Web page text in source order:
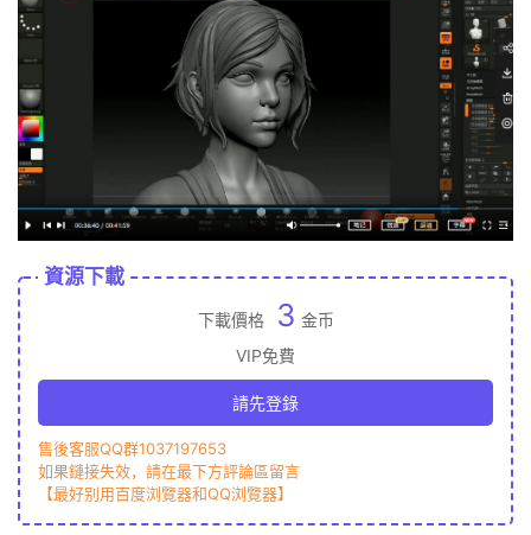
資源下載
下載價格 3 金币
VIP免費
請先登錄
售後客服QQ群1037197653
如果鏈接失效，請在最下方評論區留言
【最好别用百度浏覽器和QQ浏覽器】